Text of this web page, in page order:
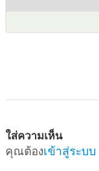
ใส่ความเห็น
คุณต้องเข้าสู่ระบบ